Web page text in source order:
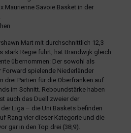
Maurienne Savoie Basket in der
Mart mit durchschnittlich 12,3
stark Regie führt, hat Brandwijk gleich
übernommen: Der sowohl als
Forward spielende Niederländer
drei Partien für die Oberfranken auf
im Schnitt. Reboundstärke haben
auch das Duell zweier der
Liga – die Uni Baskets befinden
Rang vier dieser Kategorie und die
gar in den Top drei (38,9).